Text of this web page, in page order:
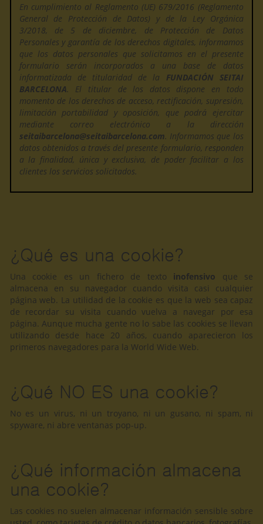
En cumplimiento al Reglamento (UE) 679/2016 (Reglamento
General de Protección de Datos) y de la Ley Orgánica
3/2018, de 5 de diciembre, de Protección de Datos
Personales y garantía de los derechos digitales, informamos
que los datos personales que solicitamos en el presente
formulario serán incorporados a una base de datos
informatizada de titularidad de la FUNDACIÓN SEITAI
BARCELONA. El titular de los datos dispone en todo
momento de los derechos de acceso, rectificación, supresión,
limitación portabilidad y oposición, que podrá ejercitar
mediante correo electrónico a la dirección
seitaibarcelona@seitaibarcelona.com. Informamos que los
datos obtenidos a través del presente formulario, responden
a la finalidad, única y exclusiva, de poder facilitar a los
clientes los servicios solicitados.
¿Qué es una cookie?
Una cookie es un fichero de texto inofensivo que se
almacena en su navegador cuando visita casi cualquier
página web. La utilidad de la cookie es que la web sea capaz
de recordar su visita cuando vuelva a navegar por esa
página. Aunque mucha gente no lo sabe las cookies se llevan
utilizando desde hace 20 años, cuando aparecieron los
primeros navegadores para la World Wide Web.
¿Qué NO ES una cookie?
No es un virus, ni un troyano, ni un gusano, ni spam, ni
spyware, ni abre ventanas pop-up.
¿Qué información almacena
una cookie?
Las cookies no suelen almacenar información sensible sobre